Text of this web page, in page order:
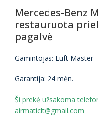
Mercedes-Benz
restauruota
pagalvė
Gamintojas: Luft Master
Garantija: 24 mėn.
Ši prekė užsakoma
airmaticlt@gmail.com